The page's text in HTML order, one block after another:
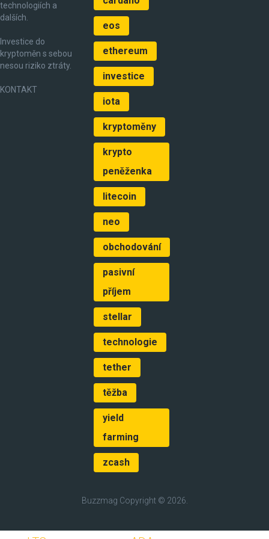
technologiích a
dalších.
Investice do
kryptoměn s sebou
nesou riziko ztráty.
KONTAKT
eos
ethereum
investice
iota
kryptoměny
krypto
peněženka
litecoin
neo
obchodování
pasivní
příjem
stellar
technologie
tether
těžba
yield
farming
zcash
Buzzmag Copyright © 2026.